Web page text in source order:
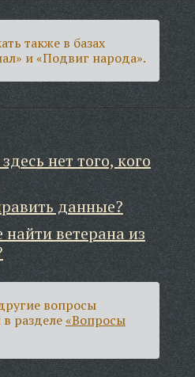
также в базах
и «Подвиг народа».
нет того, кого
данные?
ветерана из
вопросы
разделе«Вопросы